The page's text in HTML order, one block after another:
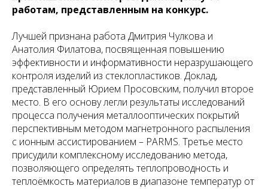
работам, представленным на конкурс.
Лучшей признана работа Дмитрия Чулкова и
Анатолия Филатова, посвященная повышению
эффективности и информативности неразрушающего
контроля изделий из стеклопластиков. Доклад,
представленный Юрием Просовским, получил второе
место. В его основу легли результаты исследований
процесса получения металлооптических покрытий
перспективным методом магнетронного распыления
с ионным ассистированием – PARMS. Третье место
присудили комплексному исследованию метода,
позволяющего определять теплопроводность и
теплоёмкость материалов в диапазоне температур от